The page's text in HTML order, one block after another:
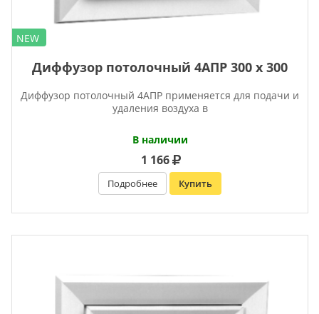
NEW
Диффузор потолочный 4АПР 300 х 300
Диффузор потолочный 4АПР применяется для подачи и
удаления воздуха в
В наличии
1 166
Подробнее Купить